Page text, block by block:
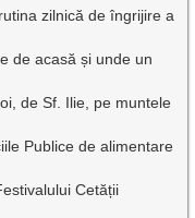
zilnică de îngrijire a
de acasă și unde un
de Sf. Ilie, pe muntele
Publice de alimentare
Cetății